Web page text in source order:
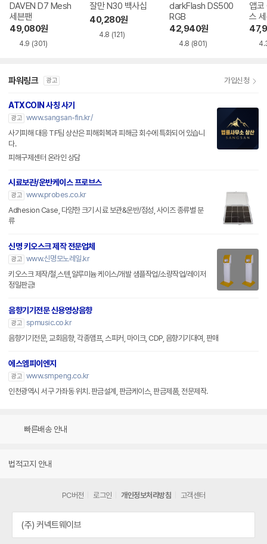
DAVEN D7 Mesh
세븐팬
49,080원
4.9 (301)
잘만 N30 백사십
40,280원
4.8 (121)
darkFlash DS500
RGB
42,940원
4.8 (801)
앱코
스
파워링크 광고 가입신청
ATXCOIN 사칭 사기
광고 www.sangsan-fin.kr/
사기피해 대응 TF팀 상산은 피해회복과 피해금 회수에 특화되어 있습니
다.
피해구제센터 온라인 상담
시료보관/운반케이스 프로브스
광고 www.probes.co.kr
Adhesion Case, 다양한 크기 시료 보관&운반/점성, 사이즈 종류별 분
류
신명 키오스크 제작 전문업체
광고 www.신명모노레일.kr
키오스크 제작/철,스텐,알루미늄 케이스/개발 샘플작업/소량작업/레이저
정밀판금!
음향기기전문 신용영상음향
광고 spmusic.co.kr
음향기기전문, 교회음향, 각종앰프, 스피커, 마이크, CDP, 음향기기대여, 판매
에스엠피이엔지
광고 www.smpeng.co.kr
인천광역시 서구 가좌동 위치. 판금설계, 판금케이스, 판금제품, 전문제작.
빠른배송 안내
법적고지 안내
PC버전 로그인 개인정보처리방침 고객센터
(주) 커넥트웨이브